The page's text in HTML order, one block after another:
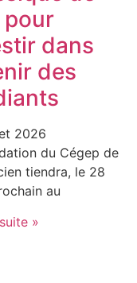
dans
des
2026
du Cégep de
tiendra, le 28
au
»